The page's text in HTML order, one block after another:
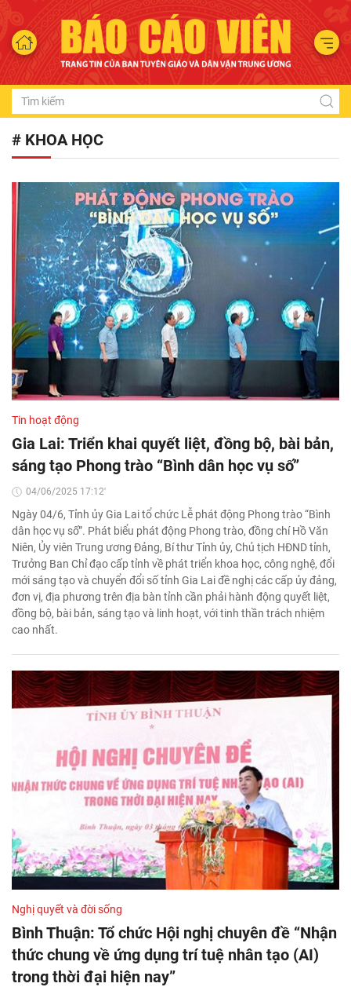
# KHOA HỌC
Tin hoạt động
Gia Lai: Triển khai quyết liệt, đồng bộ, bài bản,
sáng tạo Phong trào “Bình dân học vụ số”
04/06/2025 17:12'
Ngày 04/6, Tỉnh ủy Gia Lai tổ chức Lễ phát động Phong trào “Bình
dân học vụ số”. Phát biểu phát động Phong trào, đồng chí Hồ Văn
Niên, Ủy viên Trung ương Đảng, Bí thư Tỉnh ủy, Chủ tịch HĐND tỉnh,
Trưởng Ban Chỉ đạo cấp tỉnh về phát triển khoa học, công nghệ, đổi
mới sáng tạo và chuyển đổi số tỉnh Gia Lai đề nghị các cấp ủy đảng,
đơn vị, địa phương trên địa bàn tỉnh cần phải hành động quyết liệt,
đồng bộ, bài bản, sáng tạo và linh hoạt, với tinh thần trách nhiệm
cao nhất.
Nghị quyết và đời sống
Bình Thuận: Tổ chức Hội nghị chuyên đề “Nhận
thức chung về ứng dụng trí tuệ nhân tạo (AI)
trong thời đại hiện nay”